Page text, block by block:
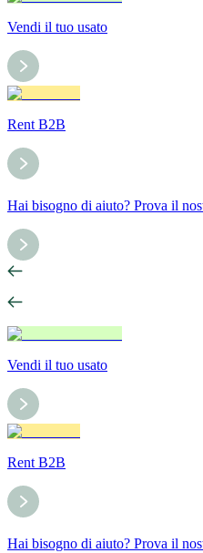
Vendi il tuo usato
Rent B2B
Hai bisogno di aiuto? Prova il
Vendi il tuo usato
Rent B2B
Hai bisogno di aiuto? Prova il